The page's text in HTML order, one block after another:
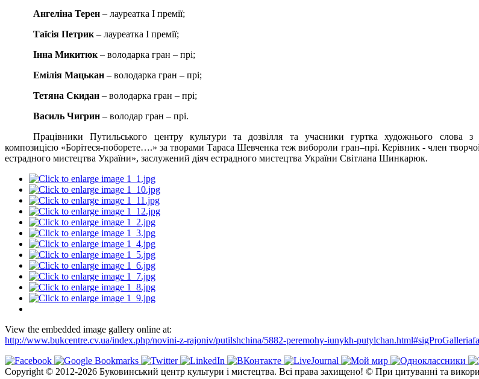
Ангеліна Терен – лауреатка І премії;
Таїсія Петрик– лауреатка І премії;
Інна Микитюк– володарка гран – прі;
Емілія Мацькан– володарка гран – прі;
Тетяна Скидан – володарка гран – прі;
Василь Чигрин – володар гран – прі.
Працівники Путильського центру культури та дозвілля та учасники гуртка художнього слова з
композицією «Борітеся-поборете….» за творами Тараса Шевченка теж вибороли гран–прі. Керівник - член творчої
естрадного мистецтва України», заслужений діяч естрадного мистецтва України Світлана Шинкарюк.
View the embedded image gallery online at:
http://www.bukcentre.cv.ua/index.php/novini-z-rajoniv/putilshchina/5882-peremohy-iunykh-
Copyright © 2012-2026 Буковинський центр культури і мистецтва. Всі права захищено! © При цитуванні та